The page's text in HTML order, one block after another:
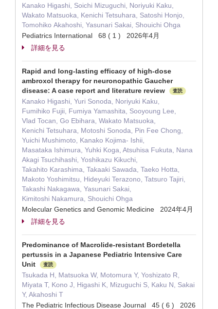
Kanako Higashi, Soichi Mizuguchi, Noriyuki Kaku,
Wakato Matsuoka, Kenichi Tetsuhara, Satoshi Honjo,
Tomohiko Akahoshi, Yasunari Sakai, Shouichi Ohga
Pediatrics International 68 ( 1 ) 2026年4月
詳細を見る
Rapid and long-lasting efficacy of high-dose
ambroxol therapy for neuronopathic Gaucher
disease: A case report and literature review
査読
Kanako Higashi, Yuri Sonoda, Noriyuki Kaku,
Fumihiko Fujii, Fumiya Yamashita, Sooyoung Lee,
Vlad Tocan, Go Ebihara, Wakato Matsuoka,
Kenichi Tetsuhara, Motoshi Sonoda, Pin Fee Chong,
Yuichi Mushimoto, Kanako Kojima- Ishii,
Masataka Ishimura, Yuhki Koga, Atsuhisa Fukuta, Nana
Akagi Tsuchihashi, Yoshikazu Kikuchi,
Takahito Karashima, Takaaki Sawada, Taeko Hotta,
Makoto Yoshimitsu, Hideyuki Terazono, Tatsuro Tajiri,
Takashi Nakagawa, Yasunari Sakai,
Kimitoshi Nakamura, Shouichi Ohga
Molecular Genetics and Genomic Medicine 2024年4月
詳細を見る
Predominance of Macrolide-resistant Bordetella
pertussis in a Japanese Pediatric Intensive Care
Unit
査読
Tsukada H, Matsuoka W, Motomura Y, Yoshizato R,
Miyata T, Kono J, Higashi K, Mizuguchi S, Kaku N, Sakai
Y, Akahoshi T
The Pediatric Infectious Disease Journal 45 ( 6 ) 2026